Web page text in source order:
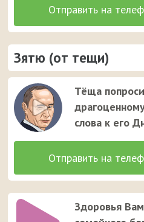
Зятю (от тещи)
Тёща
слова к его
Здоровья